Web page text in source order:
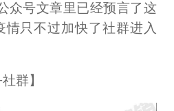
众号文章里已经预言了这
只不过加快了社群进入
群】